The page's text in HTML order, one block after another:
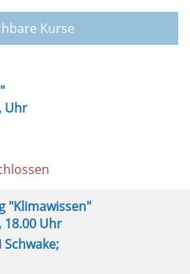
Kurse
Uhr
"Klimawissen"
18.00 Uhr